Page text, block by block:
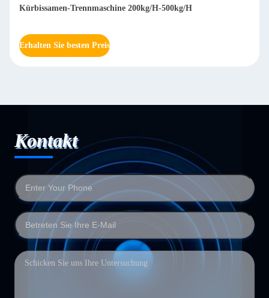
Erhalten Sie besten Preis
Kontakt